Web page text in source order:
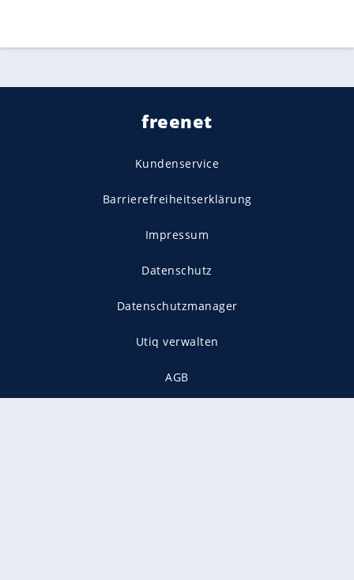
freenet
Kundenservice
Barrierefreiheitserklärung
Impressum
Datenschutz
Datenschutzmanager
Utiq verwalten
AGB